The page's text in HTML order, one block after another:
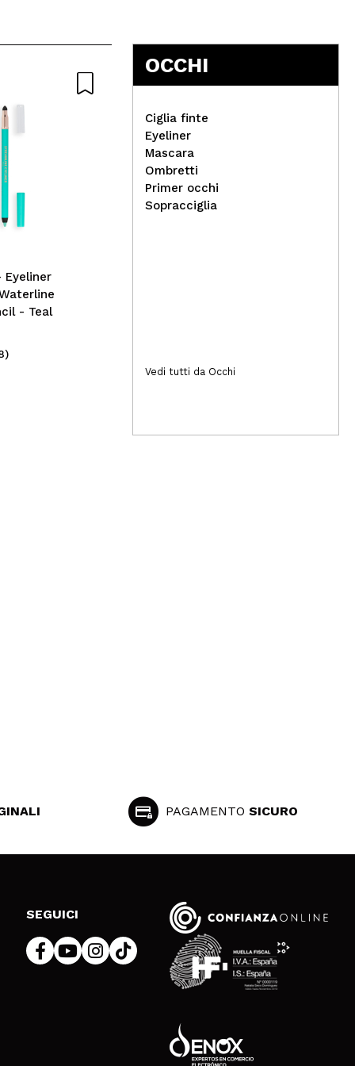
- Teal
Real Techniques - Set
Pennelli Au Naturale
31,99€
OCCHI
Ciglia finte
Eyeliner
Mascara
Ombretti
Primer occhi
Sopracciglia
Vedi tutti da Occhi
PAGAMENTO SICURO
SEGUICI